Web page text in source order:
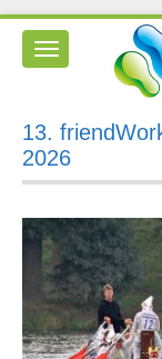
Toggle
13.
2026